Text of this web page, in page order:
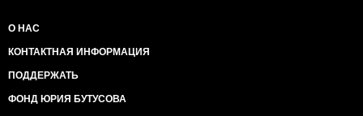
О НАС
КОНТАКТНАЯ ИНФОРМАЦИЯ
ПОДДЕРЖАТЬ
ФОНД ЮРИЯ БУТУСОВА